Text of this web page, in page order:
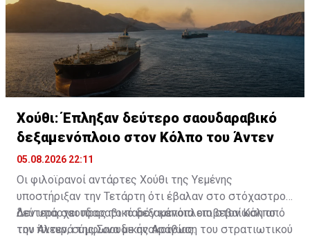
Χούθι: Έπληξαν δεύτερο σαουδαραβικό
δεξαμενόπλοιο στον Κόλπο του Άντεν
05.08.2026 22:11
Οι φιλοϊρανοί αντάρτες Χούθι της Υεμένης
υποστήριξαν την Τετάρτη ότι έβαλαν στο στόχαστρο
δεύτερο σαουδαραβικό δεξαμενόπλοιο στον Κόλπο
του Άντεν, σύμφωνα με ανακοίνωση του στρατιωτικού
Δεν υπάρχει προς το παρόν κάποια επιβεβαίωση από
την πλευρά της Σαουδικής Αραβίας.